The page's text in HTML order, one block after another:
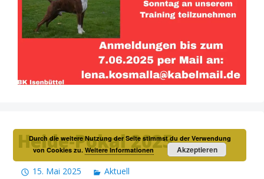
Heide-Pokal 2025
15. Mai 2025 Aktuell
Durch die weitere Nutzung der Seite stimmst du der Verwendung
von Cookies zu.Weitere Informationen Akzeptieren